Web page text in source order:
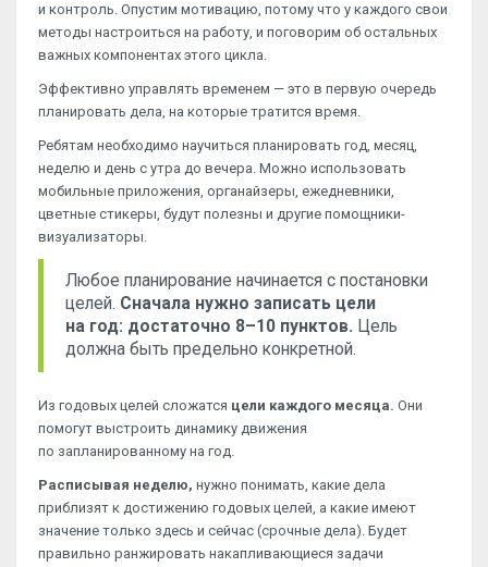
и контроль. Опустим мотивацию, потому что у каждого свои
методы настроиться на работу, и поговорим об остальных
важных компонентах этого цикла.
Эффективно управлять временем — это в первую очередь
планировать дела, на которые тратится время.
Ребятам необходимо научиться планировать год, месяц,
неделю и день с утра до вечера. Можно использовать
мобильные приложения, органайзеры, ежедневники,
цветные стикеры, будут полезны и другие помощники-
визуализаторы.
Любое планирование начинается с постановки
целей. Сначала нужно записать цели
на год: достаточно 8–10 пунктов. Цель
должна быть предельно конкретной.
Из годовых целей сложатся цели каждого месяца. Они
помогут выстроить динамику движения
по запланированному на год.
Расписывая неделю, нужно понимать, какие дела
приблизят к достижению годовых целей, а какие имеют
значение только здесь и сейчас (срочные дела). Будет
правильно ранжировать накапливающиеся задачи